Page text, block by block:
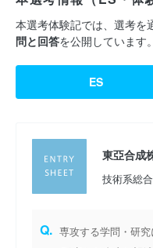
本選考体験記では、選考を
問と回答を公開しています。
ES
東亞合成
技術系総
Q. 専攻する学問・研